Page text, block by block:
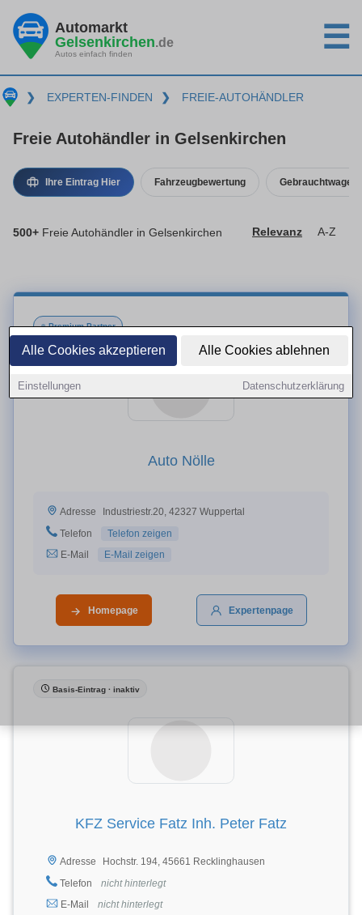
Alle Cookies akzeptieren Alle Cookies ablehnen
Einstellungen Datenschutzerklärung
Automarkt
Gelsenkirchen.de
Autos einfach finden ☰
❯ EXPERTEN-FINDEN ❯ FREIE-AUTOHÄNDLER
Freie Autohändler in Gelsenkirchen
Ihre Eintrag Hier Fahrzeugbewertung
500+ Freie Autohändler in Gelsenkirchen Relevanz A-Z
●Premium-Partner
Auto Nölle
Adresse
Industriestr.20, 42327 Wuppertal
Telefon
Telefon zeigen
E-Mail
E-Mail zeigen
Homepage Expertenpage
Basis-Eintrag · inaktiv
KFZ Service Fatz Inh. Peter Fatz
Adresse
Hochstr. 194, 45661 Recklinghausen
Telefon
nicht hinterlegt
E-Mail
nicht hinterlegt